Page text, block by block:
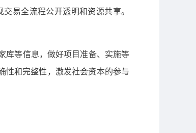
易全流程公开透明和资源共享。
等信息，做好项目准备、实施等
性和完整性，激发社会资本的参与